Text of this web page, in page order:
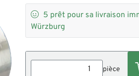
 5 prêt pour sa livraison
Würzburg
pièce